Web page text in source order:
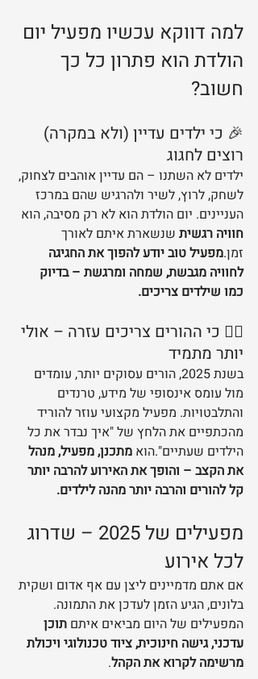
למה דווקא עכשיו מפעיל יום
הולדת הוא פתרון כל כך
חשוב?
🎉 כי ילדים עדיין (ולא במקרה)
רוצים לחגוג
ילדים לא השתנו – הם עדיין אוהבים לצחוק,
לשחק, לרוץ, לשיר ולהרגיש שהם במרכז
העניינים. יום הולדת הוא לא רק מסיבה, הוא
חוויה רגשית שנשארת איתם לאורך
זמן.מפעיל טוב יודע להפוך את החגיגה
לחוויה מגבשת, שמחה ומרגשת – בדיוק
כמו שילדים צריכים.
🤹‍♂️ כי ההורים צריכים עזרה – אולי
יותר מתמיד
בשנת 2025, הורים עסוקים יותר, עומדים
מול עומס אינסופי של מידע, טרנדים
והתלבטויות. מפעיל מקצועי עוזר להוריד
מהכתפיים את הלחץ של "איך נבדר את כל
הילדים שעתיים".הוא מתכנן, מפעיל, מנהל
את הקצב – והופך את האירוע להרבה יותר
קל להורים והרבה יותר מהנה לילדים.
מפעילים של 2025 – שדרוג
לכל אירוע
אם אתם מדמיינים ליצן עם אף אדום ושקית
בלונים, הגיע הזמן לעדכן את התמונה.
המפעילים של היום מביאים איתם תוכן
עדכני, גישה חינוכית, ציוד טכנולוגי ויכולת
מרשימה לקרוא את הקהל.